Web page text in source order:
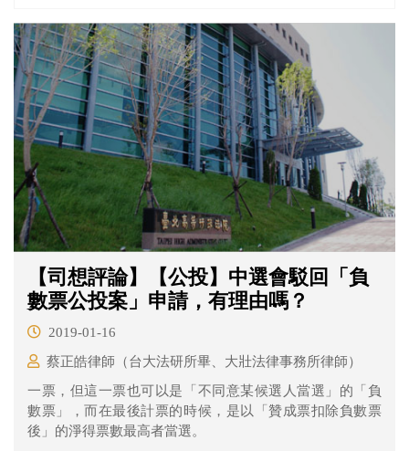
想法有落差，導致人民對司法不信任，進而尋求私刑正
義。
【司想評論】【公投】中選會駁回「負
數票公投案」申請，有理由嗎？
2019-01-16
蔡正皓律師（台大法研所畢、大壯法律事務所律師）
一票，但這一票也可以是「不同意某候選人當選」的「負
數票」，而在最後計票的時候，是以「贊成票扣除負數票
後」的淨得票數最高者當選。